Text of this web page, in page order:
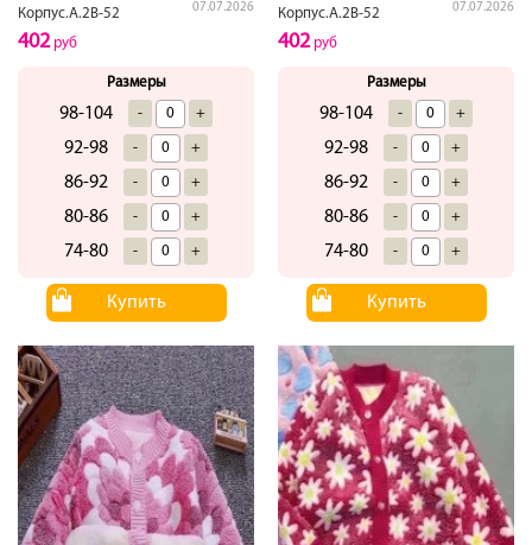
Корпус.А.2В-52
07.07.2026
402руб
Размеры
98-104 - +
92-98 - +
86-92 - +
80-86 - +
74-80 - +
Купить
Корпус.А.2В-52
07.07.2026
402руб
Размеры
98-104 - +
92-98 - +
86-92 - +
80-86 - +
74-80 - +
Купить